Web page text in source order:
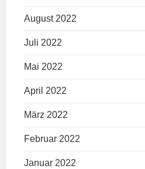
August 2022
Juli 2022
Mai 2022
April 2022
März 2022
Februar 2022
Januar 2022